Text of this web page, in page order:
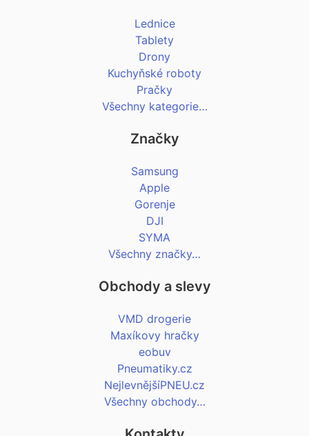
Lednice
Tablety
Drony
Kuchyňské roboty
Pračky
Všechny kategorie…
Značky
Samsung
Apple
Gorenje
DJI
SYMA
Všechny značky…
Obchody a slevy
VMD drogerie
Maxíkovy hračky
eobuv
Pneumatiky.cz
NejlevnějšíPNEU.cz
Všechny obchody…